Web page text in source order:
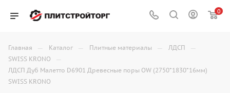
0
Главная — Каталог — Плитные материалы — ЛДСП —
SWISS KRONO —
ЛДСП Дуб Малетто D6901 Древесные поры OW (2750*1830*16мм)
SWISS KRONO